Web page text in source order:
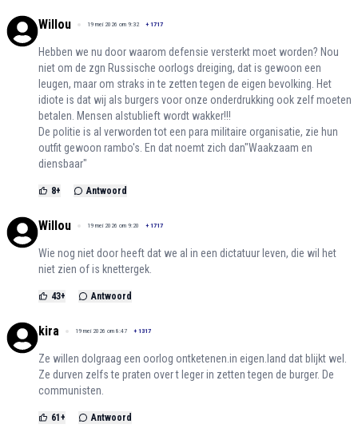
Willou 19 mei 2026 om 9:32 + 1717
Hebben we nu door waarom defensie versterkt moet worden? Nou
niet om de zgn Russische oorlogs dreiging, dat is gewoon een
leugen, maar om straks in te zetten tegen de eigen bevolking. Het
idiote is dat wij als burgers voor onze onderdrukking ook zelf moeten
betalen. Mensen alstublieft wordt wakker!!!
De politie is al verworden tot een para militaire organisatie, zie hun
outfit gewoon rambo's. En dat noemt zich dan"Waakzaam en
diensbaar"
8+ Antwoord
Willou 19 mei 2026 om 9:20 + 1717
Wie nog niet door heeft dat we al in een dictatuur leven, die wil het
niet zien of is knettergek.
43+ Antwoord
kira 19 mei 2026 om 8:47 + 1317
Ze willen dolgraag een oorlog ontketenen.in eigen.land dat blijkt wel.
Ze durven zelfs te praten over t leger in zetten tegen de burger. De
communisten.
61 + Antwoord